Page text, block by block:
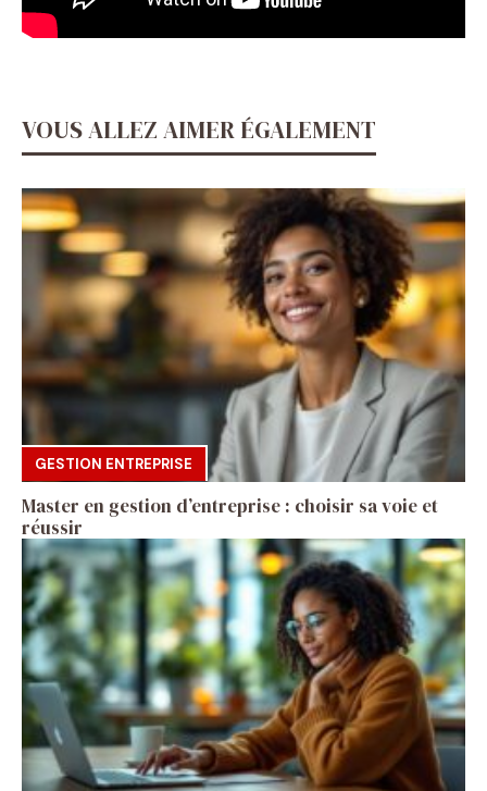
VOUS ALLEZ AIMER ÉGALEMENT
GESTION ENTREPRISE
Master en gestion d’entreprise : choisir sa voie et
réussir